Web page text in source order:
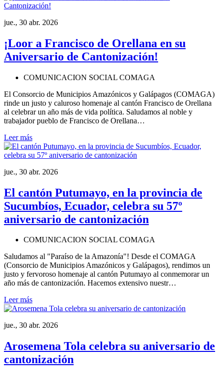
jue., 30 abr. 2026
¡Loor a Francisco de Orellana en su
Aniversario de Cantonización!
COMUNICACION SOCIAL COMAGA
El Consorcio de Municipios Amazónicos y Galápagos (COMAGA)
rinde un justo y caluroso homenaje al cantón Francisco de Orellana
al celebrar un año más de vida política. Saludamos al noble y
trabajador pueblo de Francisco de Orellana…
Leer más
jue., 30 abr. 2026
El cantón Putumayo, en la provincia de
Sucumbíos, Ecuador, celebra su 57º
aniversario de cantonización
COMUNICACION SOCIAL COMAGA
Saludamos al "Paraíso de la Amazonía"! Desde el COMAGA
(Consorcio de Municipios Amazónicos y Galápagos), rendimos un
justo y fervoroso homenaje al cantón Putumayo al conmemorar un
año más de cantonización. Hacemos extensivo nuestr…
Leer más
jue., 30 abr. 2026
Arosemena Tola celebra su aniversario de
cantonización